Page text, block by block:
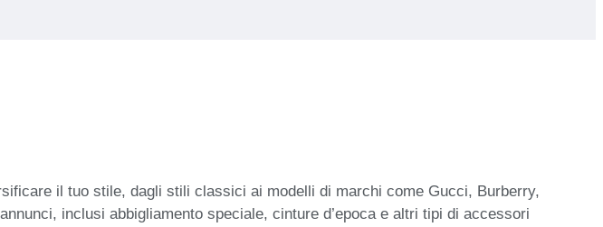
il tuo stile, dagli stili classici ai modelli di marchi come Gucci, Burberry,
inclusi abbigliamento speciale, cinture d’epoca e altri tipi di accessori